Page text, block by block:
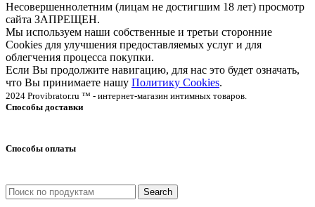
Несовершеннолетним (лицам не достигшим 18 лет) просмотр
сайта ЗАПРЕЩЕН.
Мы используем наши собственные и третьи сторонние
Cookies для улучшения предоставляемых услуг и для
облегчения процесса покупки.
Если Вы продолжите навигацию, для нас это будет означать,
что Вы принимаете нашу Политику Cookies.
2024 Provibrator.ru ™ - интернет-магазин интимных товаров.
Способы доставки
Способы оплаты
Search